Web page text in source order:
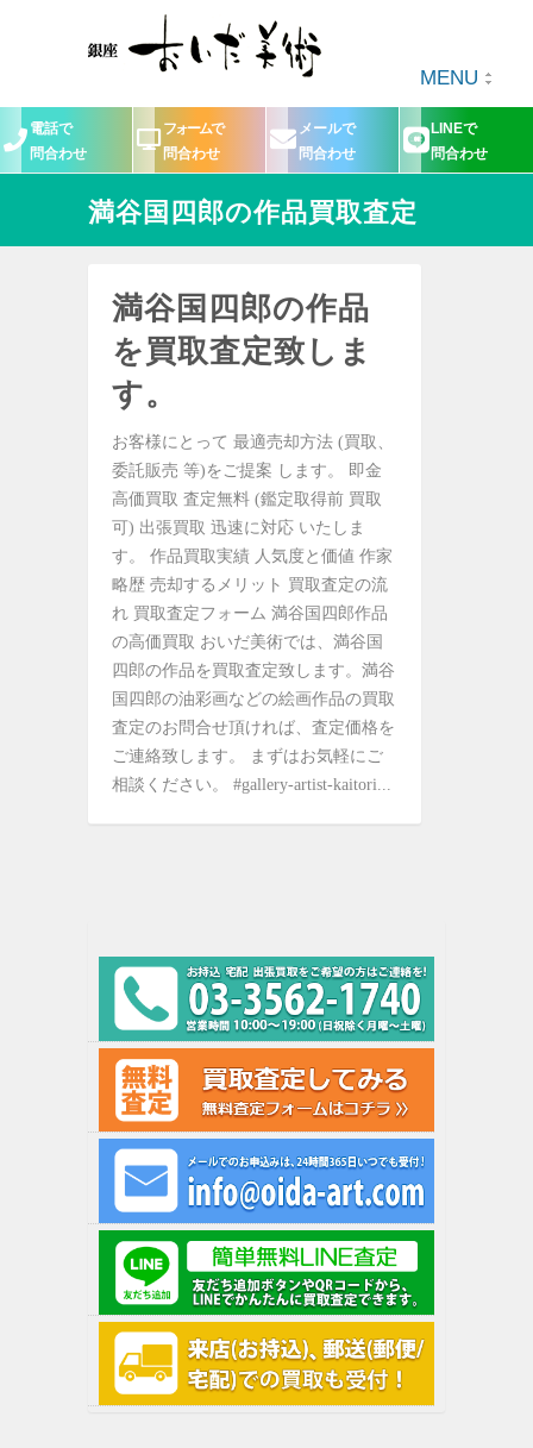
MENU
電話で
問合わせ
フォームで
問合わせ
メールで
問合わせ
LINEで
問合わせ
満谷国四郎の作品買取査定
満谷国四郎の作品
を買取査定致しま
す。
お客様にとって 最適売却方法 (買取、
委託販売 等)をご提案 します。 即金
高価買取 査定無料 (鑑定取得前 買取
可) 出張買取 迅速に対応 いたしま
す。 作品買取実績 人気度と価値 作家
略歴 売却するメリット 買取査定の流
れ 買取査定フォーム 満谷国四郎作品
の高価買取 おいだ美術では、満谷国
四郎の作品を買取査定致します。満谷
国四郎の油彩画などの絵画作品の買取
査定のお問合せ頂ければ、査定価格を
ご連絡致します。 まずはお気軽にご
相談ください。 #gallery-artist-kaitori...